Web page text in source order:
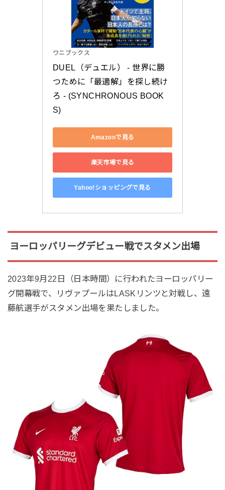
ワニブックス
DUEL（デュエル） - 世界に勝
つために「最適解」を探し続け
ろ - (SYNCHRONOUS BOOK
S)
Amazonで見る
楽天市場で見る
Yahoo!ショッピングで見る
ヨーロッパリーグデビュー戦でスタメン出場
2023年9月22日（日本時間）に行われたヨーロッパリー
グ開幕戦で、リヴァプールはLASKリンツと対戦し、遠
藤航選手がスタメン出場を果たしました。